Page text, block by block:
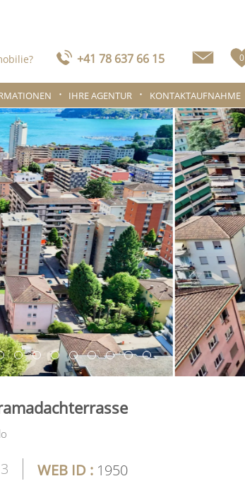
+41 78 637 66 15 0
IHRE AGENTUR KONTAKTAUFNAHME
3 WEB ID : 1950